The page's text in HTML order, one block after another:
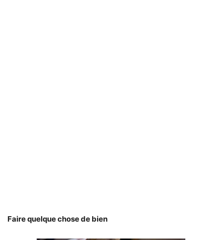
Faire quelque chose de bien